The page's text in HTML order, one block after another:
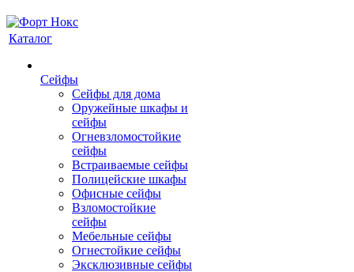
Каталог
Сейфы
Сейфы для дома
Оружейные шкафы и
сейфы
Огневзломостойкие
сейфы
Встраиваемые сейфы
Полицейские шкафы
Офисные сейфы
Взломостойкие
сейфы
Мебельные сейфы
Огнестойкие сейфы
Эксклюзивные сейфы